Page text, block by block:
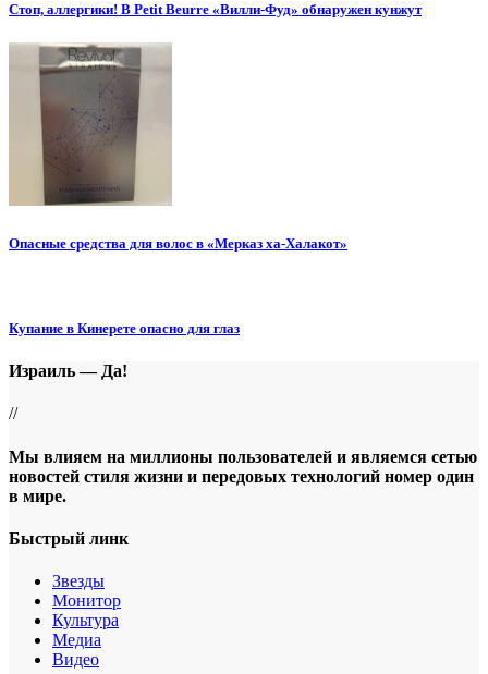
Стоп, аллергики! В Petit Beurre «Вилли-Фуд» обнаружен кунжут
Опасные средства для волос в «Мерказ ха-Халакот»
Купание в Кинерете опасно для глаз
Израиль — Да!
//
Мы влияем на миллионы пользователей и являемся сетью
новостей стиля жизни и передовых технологий номер один
в мире.
Быстрый линк
Звезды
Монитор
Культура
Медиа
Видео